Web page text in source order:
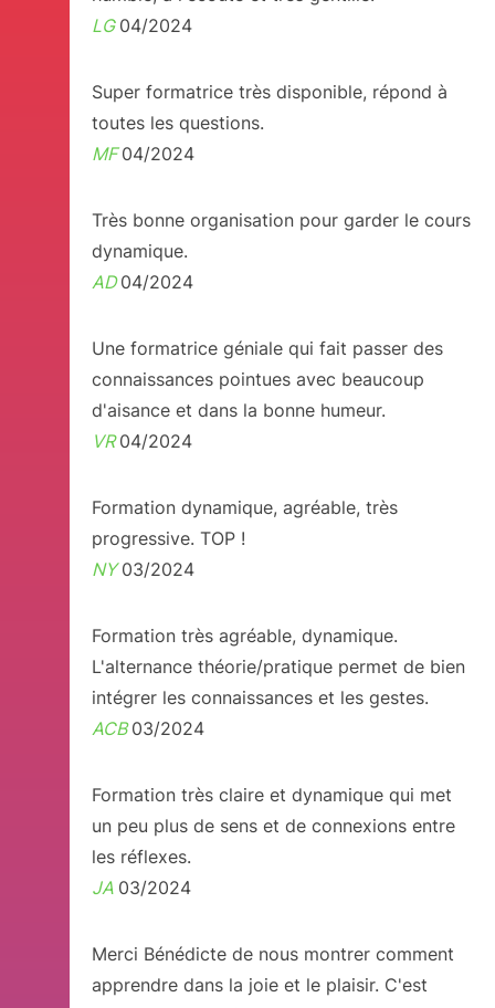
LG 04/2024
Super formatrice très disponible, répond à
toutes les questions.
MF04/2024
Très bonne organisation pour garder le cours
dynamique.
AD04/2024
Une formatrice géniale qui fait passer des
connaissances pointues avec beaucoup
d'aisance et dans la bonne humeur.
VR04/2024
Formation dynamique, agréable, très
progressive. TOP !
NY03/2024
Formation très agréable, dynamique.
L'alternance théorie/pratique permet de bien
intégrer les connaissances et les gestes.
ACB03/2024
Formation très claire et dynamique qui met
un peu plus de sens et de connexions entre
les réflexes.
JA 03/2024
Merci Bénédicte de nous montrer comment
apprendre dans la joie et le plaisir. C'est